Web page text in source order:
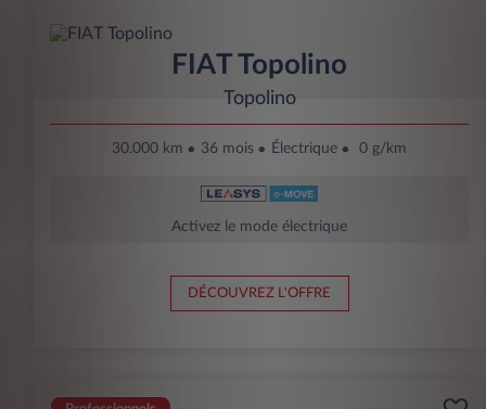
FIAT Topolino
Topolino
30.000 km 36 mois Électrique 0 g/km
Activez le mode électrique
DÉCOUVREZ L'OFFRE